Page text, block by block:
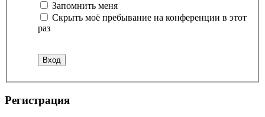
Запомнить меня
Скрыть моё пребывание на конференции в этот
раз
Регистрация